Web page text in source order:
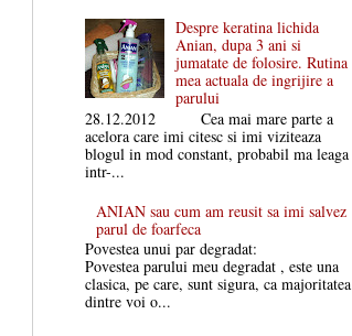
Despre keratina lichida
Anian, dupa 3 ani si
jumatate de folosire. Rutina
mea actuala de ingrijire a
parului
28.12.2012 Cea mai mare parte a
acelora care imi citesc si imi viziteaza
blogul in mod constant, probabil ma leaga
intr-...
ANIAN sau cum am reusit sa imi salvez
parul de foarfeca
Povestea unui par degradat:
Povestea parului meu degradat , este una
clasica, pe care, sunt sigura, ca majoritatea
dintre voi o...